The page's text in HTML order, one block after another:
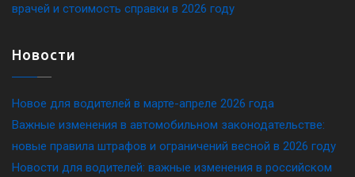
врачей и стоимость справки в 2026 году
Новости
Новое для водителей в марте-апреле 2026 года
Важные изменения в автомобильном законодательстве:
новые правила штрафов и ограничений весной в 2026 году
Новости для водителей: важные изменения в российском